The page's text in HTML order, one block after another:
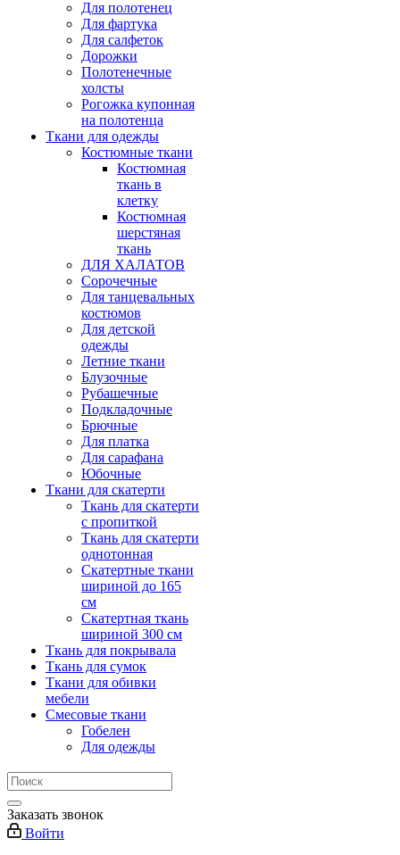
Для полотенец
Для фартука
Для салфеток
Дорожки
Полотенечные
холсты
Рогожка купонная
на полотенца
Ткани для одежды
Костюмные ткани
Костюмная
ткань в
клетку
Костюмная
шерстяная
ткань
ДЛЯ ХАЛАТОВ
Сорочечные
Для танцевальных
костюмов
Для детской
одежды
Летние ткани
Блузочные
Рубашечные
Подкладочные
Брючные
Для платка
Для сарафана
Юбочные
Ткани для скатерти
Ткань для скатерти
с пропиткой
Ткань для скатерти
однотонная
Скатертные ткани
шириной до 165
см
Скатертная ткань
шириной 300 см
Ткань для покрывала
Ткань для сумок
Ткани для обивки
мебели
Смесовые ткани
Гобелен
Для одежды
Заказать звонок
Войти